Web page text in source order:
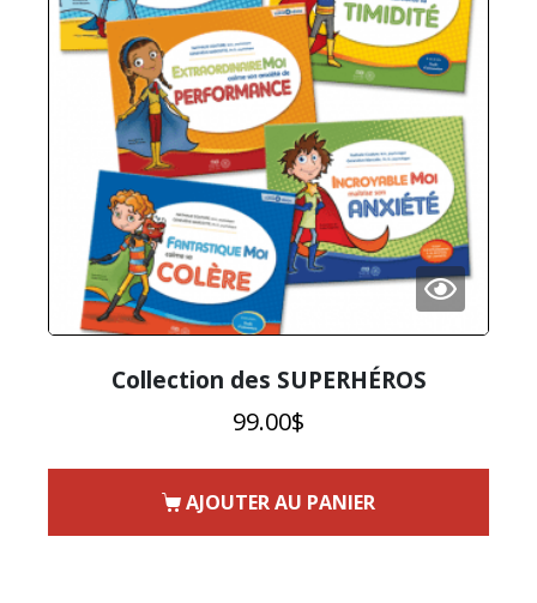
Collection des SUPERHÉROS
99.00$
AJOUTER AU PANIER